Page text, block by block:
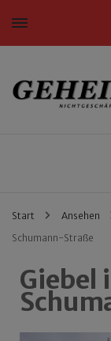
Nichtgeschäftliche
Start Ansehen
Schumann-Straße
Giebel